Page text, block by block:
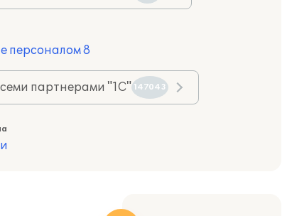
персоналом 8
партнерами "1С" 147043